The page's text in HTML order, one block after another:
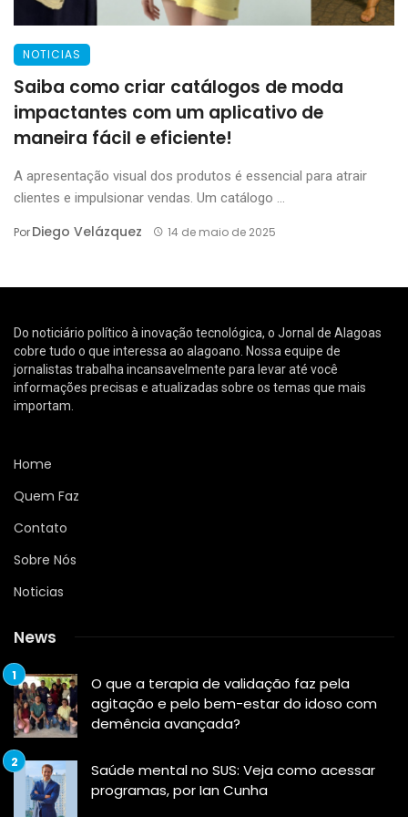
NOTICIAS
Saiba como criar catálogos de moda
impactantes com um aplicativo de
maneira fácil e eficiente!
A apresentação visual dos produtos é essencial para atrair
clientes e impulsionar vendas. Um catálogo ...
PorDiego Velázquez 14 de maio de 2025
Do noticiário político à inovação tecnológica, o Jornal de Alagoas
cobre tudo o que interessa ao alagoano. Nossa equipe de
jornalistas trabalha incansavelmente para levar até você
informações precisas e atualizadas sobre os temas que mais
importam.
Home
Quem Faz
Contato
Sobre Nós
Noticias
News
O que a terapia de validação faz pela
agitação e pelo bem-estar do idoso com
demência avançada?
Saúde mental no SUS: Veja como acessar
programas, por Ian Cunha